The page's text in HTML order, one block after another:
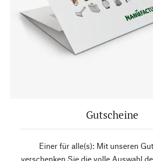
Gutscheine
Einer für alle(s): Mit unseren
verschenken Sie die volle Auswahl